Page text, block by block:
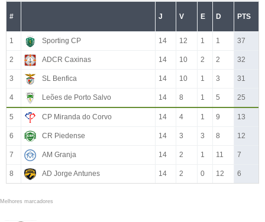
# J V E D PTS
1 Sporting CP 14 12 1 1 37
2 ADCR Caxinas 14 10 2 2 32
3 SL Benfica 14 10 1 3 31
4 Leões de Porto Salvo 14 8 1 5 25
5 CP Miranda do Corvo 14 4 1 9 13
6 CR Piedense 14 3 3 8 12
7 AM Granja 14 2 1 11 7
8 AD Jorge Antunes 14 2 0 12 6
Melhores marcadores